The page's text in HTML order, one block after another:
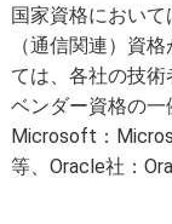
国家資格におい
（通信関連）資
ては、各社の技術
ベンダー資格の一
Microsoft：
等、Oracle社：